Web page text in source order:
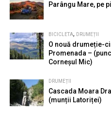
Parângu Mare, pe
BICICLETA, DRUMEȚII
O nouă drumeție-
Promenada –
Corneșul Mic)
DRUMEȚII
Cascada Moara
(munții Latoriței)